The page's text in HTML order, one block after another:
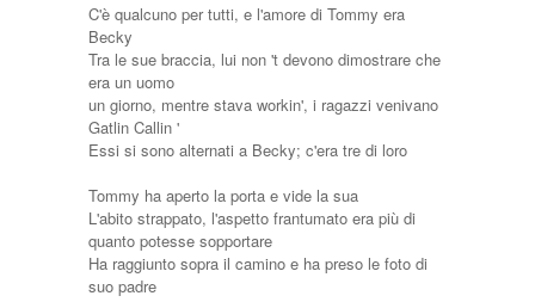
C'è qualcuno per tutti, e l'amore di Tommy era
Becky
Tra le sue braccia, lui non 't devono dimostrare che
era un uomo
un giorno, mentre stava workin', i ragazzi venivano
Gatlin Callin '
Essi si sono alternati a Becky; c'era tre di loro
Tommy ha aperto la porta e vide la sua
L'abito strappato, l'aspetto frantumato era più di
quanto potesse sopportare
Ha raggiunto sopra il camino e ha preso le foto di
suo padre